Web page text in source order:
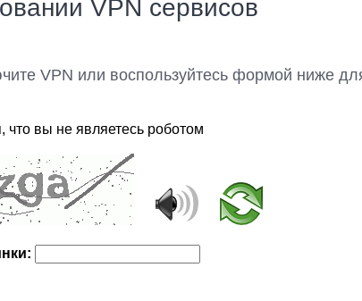
VPN сервисов
VPN или воспользуйтесь формой ниже
что вы не являетесь роботом